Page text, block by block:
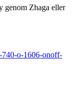
genom Zhaga eller
o-1606-onoff-